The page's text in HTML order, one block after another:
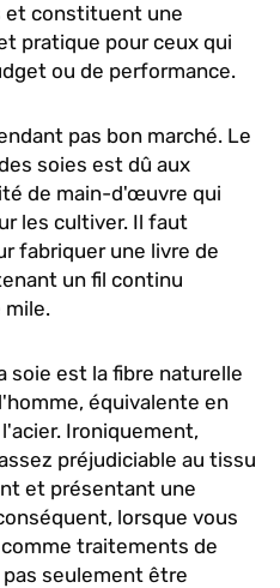
et constituent une
pratique pour ceux qui
ou de performance.
pas bon marché. Le
soies est dû aux
de main-d'œuvre qui
les cultiver. Il faut
fabriquer une livre de
un fil continu
mile.
soie est la fibre naturelle
équivalente en
Ironiquement,
préjudiciable au tissu
et présentant une
lorsque vous
traitements de
seulement être